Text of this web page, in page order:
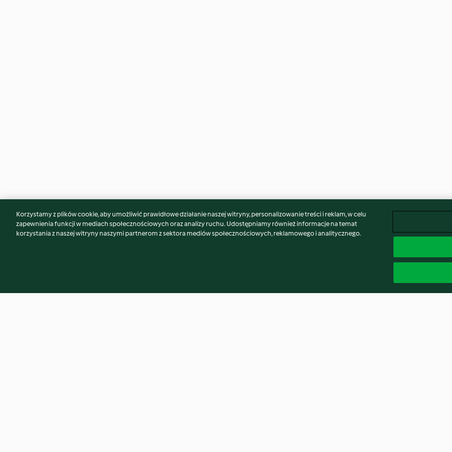
Może spodoba Ci się również...
Korzystamy z plików cookie, aby umożliwić prawidłowe działanie naszej witryny, personalizowanie treści i reklam, w celu
zapewnienia funkcji w mediach społecznościowych oraz analizy ruchu. Udostępniamy również informacje na temat
korzystania z naszej witryny naszymi partnerom z sektora mediów społecznościowych, reklamowego i analitycznego.